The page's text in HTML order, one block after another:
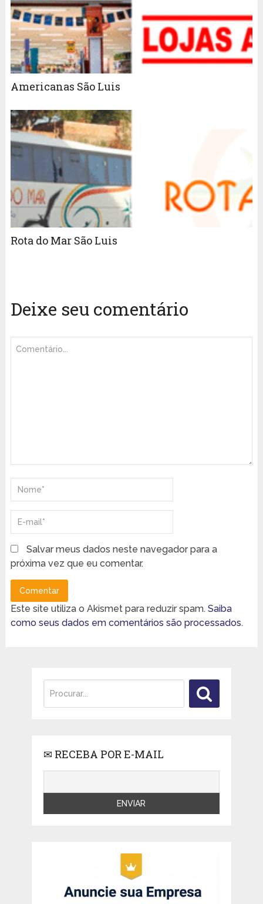
Americanas São Luis
Rota do Mar São Luis
Deixe seu comentário
Salvar meus dados neste navegador para a
próxima vez que eu comentar.
Este site utiliza o Akismet para reduzir spam. Saiba
como seus dados em comentários são processados.
✉ RECEBA POR E-MAIL